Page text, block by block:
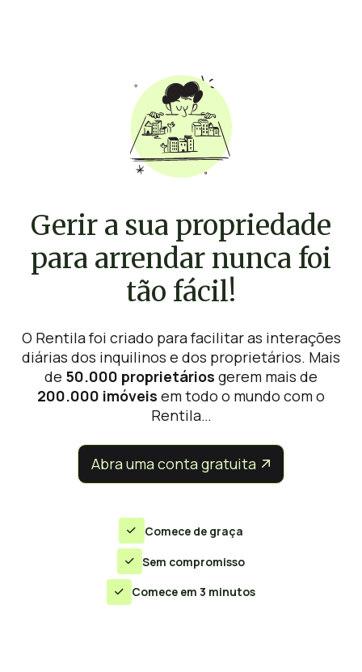
Gerir a sua propriedade
para arrendar nunca foi
tão fácil!
O Rentila foi criado para facilitar as interações
diárias dos inquilinos e dos proprietários. Mais
de 50.000 proprietários gerem mais de
200.000 imóveis em todo o mundo com o
Rentila…
Abra uma conta gratuita 
 Comece de graça
 Sem compromisso
 Comece em 3 minutos